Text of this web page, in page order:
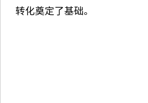
转化奠定了基础。